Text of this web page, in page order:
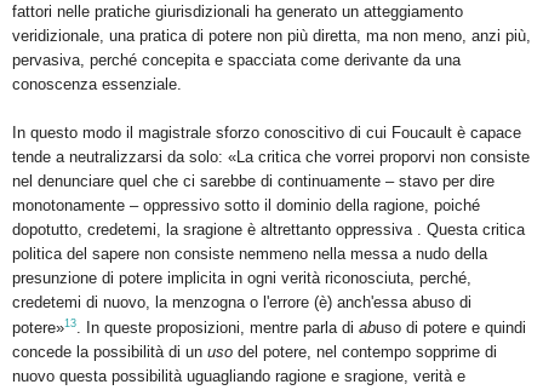
fattori nelle pratiche giurisdizionali ha generato un atteggiamento
veridizionale, una pratica di potere non più diretta, ma non meno, anzi più,
pervasiva, perché concepita e spacciata come derivante da una
conoscenza essenziale.
In questo modo il magistrale sforzo conoscitivo di cui Foucault è capace
tende a neutralizzarsi da solo: «La critica che vorrei proporvi non consiste
nel denunciare quel che ci sarebbe di continuamente – stavo per dire
monotonamente – oppressivo sotto il dominio della ragione, poiché
dopotutto, credetemi, la sragione è altrettanto oppressiva . Questa critica
politica del sapere non consiste nemmeno nella messa a nudo della
presunzione di potere implicita in ogni verità riconosciuta, perché,
credetemi di nuovo, la menzogna o l'errore (è) anch'essa abuso di
potere»13. In queste proposizioni, mentre parla di abuso di potere e quindi
concede la possibilità di un uso del potere, nel contempo sopprime di
nuovo questa possibilità uguagliando ragione e sragione, verità e